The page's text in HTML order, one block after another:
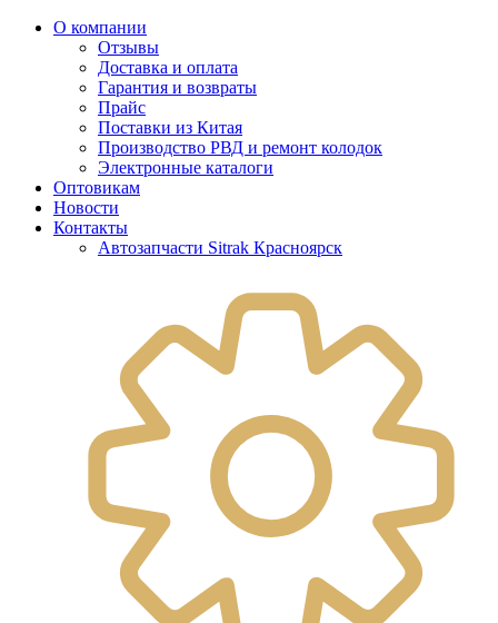
О компании
Отзывы
Доставка и оплата
Гарантия и возвраты
Прайс
Поставки из Китая
Производство РВД и ремонт колодок
Электронные каталоги
Оптовикам
Новости
Контакты
Автозапчасти Sitrak Красноярск